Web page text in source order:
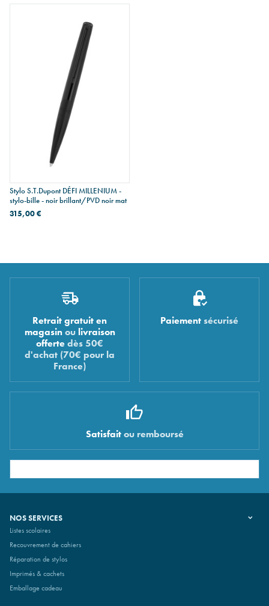
Stylo S.T.Dupont DÉFI MILLENIUM -
stylo-bille - noir brillant/PVD noir mat
315,00 €
Retrait gratuit en
magasinou livraison
offerte dès 50€
d'achat (70€ pour la
France)
Paiement sécurisé
Satisfaitou remboursé
NOS SERVICES
Listes scolaires
Recouvrement de cahiers
Réparation de stylos
Imprimés & cachets
Emballage cadeau